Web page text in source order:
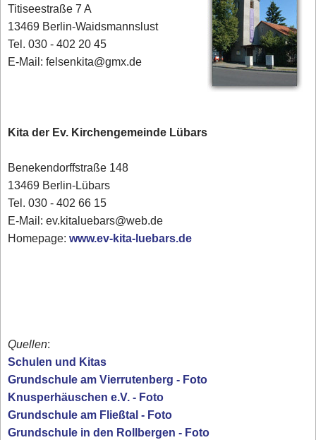
Titiseestraße 7 A
13469 Berlin-Waidsmannslust
Tel. 030 - 402 20 45
E-Mail: felsenkita@gmx.de
Kita der Ev. Kirchengemeinde Lübars
Benekendorffstraße 148
13469 Berlin-Lübars
Tel. 030 - 402 66 15
E-Mail: ev.kitaluebars@web.de
Homepage:www.ev-kita-luebars.de
Quellen:
Schulen und Kitas
Grundschule am Vierrutenberg - Foto
Knusperhäuschen e.V. - Foto
Grundschule am Fließtal - Foto
Grundschule in den Rollbergen - Foto